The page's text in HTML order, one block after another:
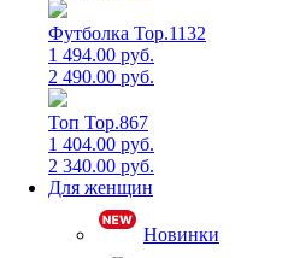
Футболка Top.1132
1 494.00 руб.
2 490.00 руб.
Топ Top.867
1 404.00 руб.
2 340.00 руб.
Для женщин
Новинки